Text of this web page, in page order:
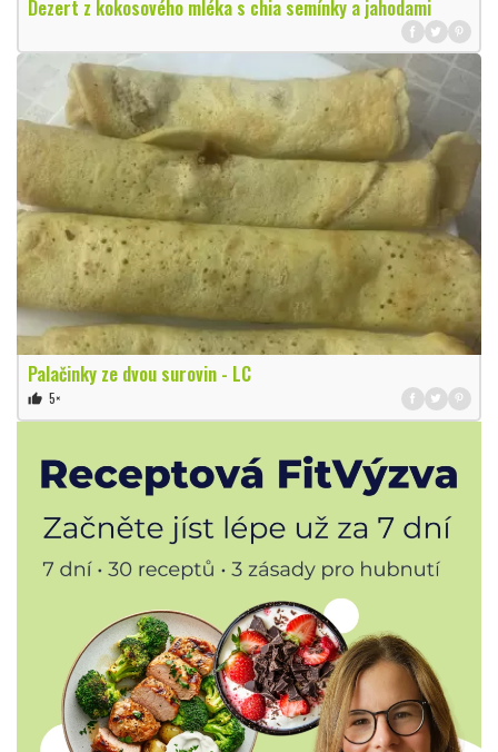
Dezert z kokosového mléka s chia semínky a jahodami
Palačinky ze dvou surovin - LC
thumb_up 5×